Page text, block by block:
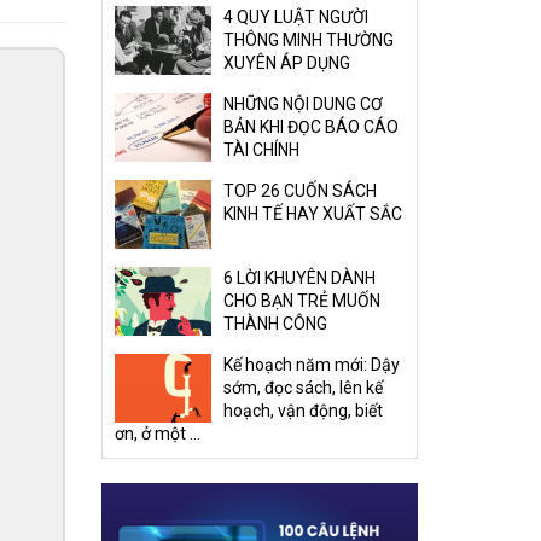
4 QUY LUẬT NGƯỜI
THÔNG MINH THƯỜNG
XUYÊN ÁP DỤNG
NHỮNG NỘI DUNG CƠ
BẢN KHI ĐỌC BÁO CÁO
TÀI CHÍNH
TOP 26 CUỐN SÁCH
KINH TẾ HAY XUẤT SẮC
6 LỜI KHUYÊN DÀNH
CHO BẠN TRẺ MUỐN
THÀNH CÔNG
Kế hoạch năm mới: Dậy
sớm, đọc sách, lên kế
hoạch, vận động, biết
ơn, ở một ...